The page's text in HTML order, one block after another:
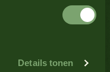
Details tonen
Nein
Produkte anzeigen